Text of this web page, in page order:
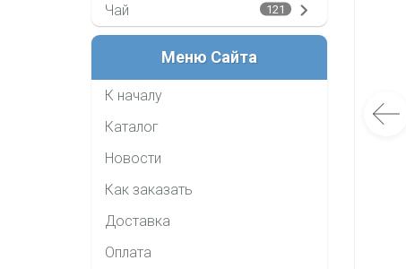
Чай 121
Меню Сайта
К началу
Каталог
Новости
Как заказать
Доставка
Оплата